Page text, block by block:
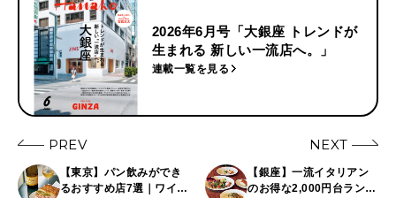
2026年6月号「大銀座 トレンドが
生まれる 新しい一流店へ。」
連載一覧を見る
PREV
【東京】パン飲みができ
るおすすめ店7選｜ワイン
NEXT
【銀座】一流イタリアン
のお得な2,000円台ランチ